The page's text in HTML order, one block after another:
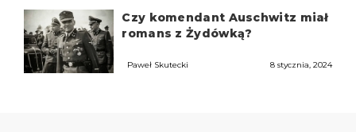
Czy komendant Auschwitz miał
romans z Żydówką?
Paweł Skutecki 8 stycznia, 2024